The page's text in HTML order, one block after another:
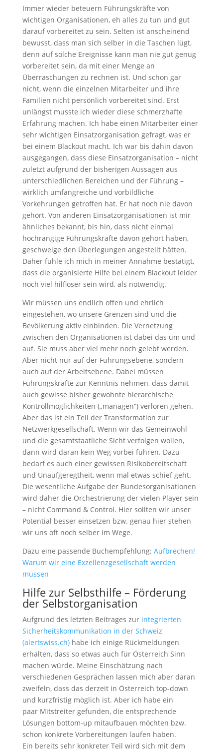
Immer wieder beteuern Führungskräfte von
wichtigen Organisationen, eh alles zu tun und gut
darauf vorbereitet zu sein. Selten ist anscheinend
bewusst, dass man sich selber in die Taschen lügt,
denn auf solche Ereignisse kann man nie gut genug
vorbereitet sein, da mit einer Menge an
Überraschungen zu rechnen ist. Und schon gar
nicht, wenn die einzelnen Mitarbeiter und ihre
Familien nicht persönlich vorbereitet sind. Erst
unlängst musste ich wieder diese schmerzhafte
Erfahrung machen. Ich habe einen Mitarbeiter einer
sehr wichtigen Einsatzorganisation gefragt, was er
bei einem Blackout macht. Ich war bis dahin davon
ausgegangen, dass diese Einsatzorganisation – nicht
zuletzt aufgrund der bisherigen Aussagen aus
unterschiedlichen Bereichen und der Führung –
wirklich umfangreiche und vorbildliche
Vorkehrungen getroffen hat. Er hat noch nie davon
gehört. Von anderen Einsatzorganisationen ist mir
ähnliches bekannt, bis hin, dass nicht einmal
hochrangige Führungskräfte davon gehört haben,
geschweige den Überlegungen angestellt hätten.
Daher fühle ich mich in meiner Annahme bestätigt,
dass die organisierte Hilfe bei einem Blackout leider
noch viel hilfloser sein wird, als notwendig.
Wir müssen uns endlich offen und ehrlich
eingestehen, wo unsere Grenzen sind und die
Bevölkerung aktiv einbinden. Die Vernetzung
zwischen den Organisationen ist dabei das um und
auf. Sie muss aber viel mehr noch gelebt werden.
Aber nicht nur auf der Führungsebene, sondern
auch auf der Arbeitsebene. Dabei müssen
Führungskräfte zur Kenntnis nehmen, dass damit
auch gewisse bisher gewohnte hierarchische
Kontrollmöglichkeiten („managen“) verloren gehen.
Aber das ist ein Teil der Transformation zur
Netzwerkgesellschaft. Wenn wir das Gemeinwohl
und die gesamtstaatliche Sicht verfolgen wollen,
dann wird daran kein Weg vorbei führen. Dazu
bedarf es auch einer gewissen Risikobereitschaft
und Unaufgeregtheit, wenn mal etwas schief geht.
Die wesentliche Aufgabe der Bundesorganisationen
wird daher die Orchestrierung der vielen Player sein
– nicht Command & Control. Hier sollten wir unser
Potential besser einsetzen bzw. genau hier stehen
wir uns oft noch selber im Wege.
Dazu eine passende Buchempfehlung: Aufbrechen!
Warum wir eine Exzellenzgesellschaft werden
müssen
Hilfe zur Selbsthilfe – Förderung
der Selbstorganisation
Aufgrund des letzten Beitrages zur integrierten
Sicherheitskommunikation in der Schweiz
(alertswiss.ch)habe ich einige Rückmeldungen
erhalten, dass so etwas auch für Österreich Sinn
machen würde. Meine Einschätzung nach
verschiedenen Gesprächen lassen mich aber daran
zweifeln, dass das derzeit in Österreich top-down
und kurzfristig möglich ist. Aber ich habe ein
paar Mitstreiter gefunden, die entsprechende
Lösungen bottom-up mitaufbauen möchten bzw.
schon konkrete Vorbereitungen laufen haben.
Ein bereits sehr konkreter Teil wird sich mit dem